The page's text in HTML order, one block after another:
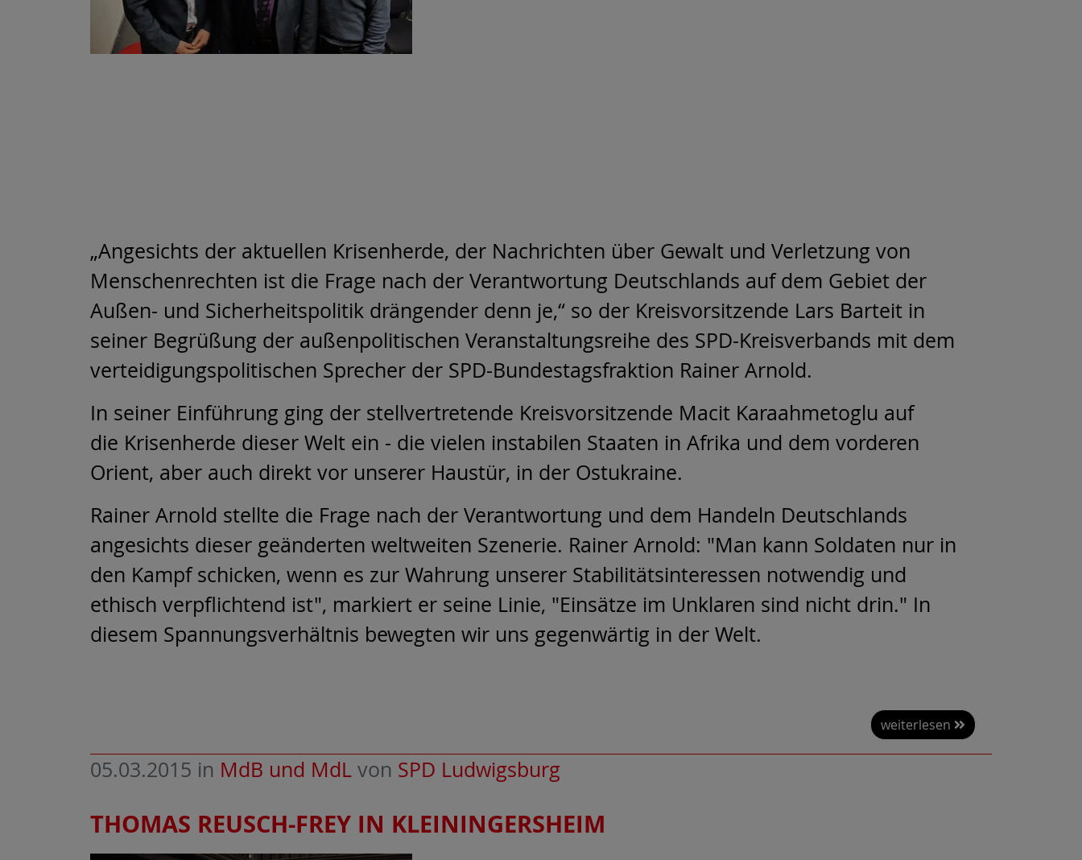
„Angesichts der aktuellen Krisenherde, der Nachrichten über Gewalt und Verletzung von
Menschenrechten ist die Frage nach der Verantwortung Deutschlands auf dem Gebiet der
Außen- und Sicherheitspolitik drängender denn je,“ so der Kreisvorsitzende Lars Barteit in
seiner Begrüßung der außenpolitischen Veranstaltungsreihe des SPD-Kreisverbands mit dem
verteidigungspolitischen Sprecher der SPD-Bundestagsfraktion Rainer Arnold.
In seiner Einführung ging der stellvertretende Kreisvorsitzende Macit Karaahmetoglu auf
die Krisenherde dieser Welt ein - die vielen instabilen Staaten in Afrika und dem vorderen
Orient, aber auch direkt vor unserer Haustür, in der Ostukraine.
Rainer Arnold stellte die Frage nach der Verantwortung und dem Handeln Deutschlands
angesichts dieser geänderten weltweiten Szenerie. Rainer Arnold: "Man kann Soldaten nur in
den Kampf schicken, wenn es zur Wahrung unserer Stabilitätsinteressen notwendig und
ethisch verpflichtend ist", markiert er seine Linie, "Einsätze im Unklaren sind nicht drin." In
diesem Spannungsverhältnis bewegten wir uns gegenwärtig in der Welt.
weiterlesen
05.03.2015 in MdB und MdL von SPD Ludwigsburg
THOMAS REUSCH-FREY IN KLEININGERSHEIM